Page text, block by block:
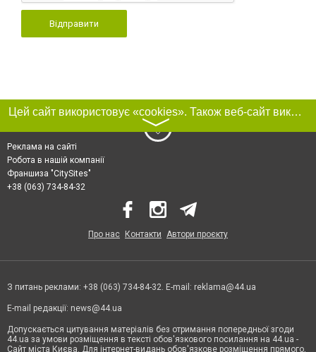
Відправити
Цей сайт використовує «cookies». Також веб-сайт використовує інтернет-сервіс для збору технічних даних стосовно відвідувачів з метою отримання маркетингової та статистичної інформації. Умови обробки даних відвідувачів сайту див.
〉
Реклама на сайті
Робота в нашій компанії
Франшиза "CitySites"
+38 (063) 734-84-32
Про нас Контакти Автори проєкту
З питань реклами: +38 (063) 734-84-32. E-mail: reklama@44.ua
E-mail редакції: news@44.ua
Допускається цитування матеріалів без отримання попередньої згоди
44.ua за умови розміщення в тексті обов'язкового посилання на 44.ua -
Сайт міста Києва. Для інтернет-видань обов'язкове розміщення прямого,